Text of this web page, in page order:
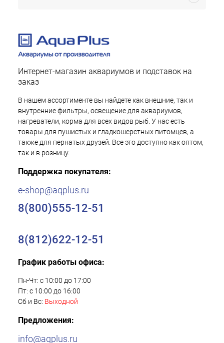
Интернет-магазин аквариумов и подставок на
заказ
В нашем ассортименте вы найдете как внешние, так и
внутренние фильтры, освещение для аквариумов,
нагреватели, корма для всех видов рыб. У нас есть
товары для пушистых и гладкошерстных питомцев, а
также для пернатых друзей. Все это доступно как оптом,
так и в розницу.
Поддержка покупателя:
e-shop@aqplus.ru
8(800)555-12-51
8(812)622-12-51
График работы офиса:
Пн-Чт: с 10:00 до 17:00
Пт: с 10:00 до 16:00
Сб и Вс: Выходной
Предложения:
info@aqplus.ru